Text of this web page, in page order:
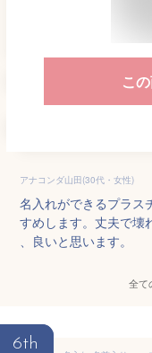
こ
アナコンダ山田(30代・女性)
名入れができるプラス
すめします。丈夫で壊
、良いと思います。
全て
6th